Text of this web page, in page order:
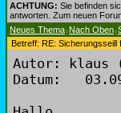
ACHTUNG: Sie befinden
antworten. Zum neuen
Neues Thema | Nach Oben |
Betreff: RE:
Autor: klaus
Datum: